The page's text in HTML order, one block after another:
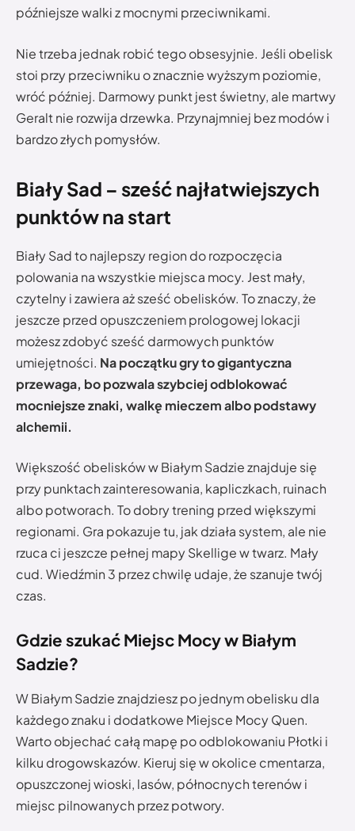
późniejsze walki z mocnymi przeciwnikami.
Nie trzeba jednak robić tego obsesyjnie. Jeśli obelisk
stoi przy przeciwniku o znacznie wyższym poziomie,
wróć później. Darmowy punkt jest świetny, ale martwy
Geralt nie rozwija drzewka. Przynajmniej bez modów i
bardzo złych pomysłów.
Biały Sad – sześć najłatwiejszych
punktów na start
Biały Sad to najlepszy region do rozpoczęcia
polowania na wszystkie miejsca mocy. Jest mały,
czytelny i zawiera aż sześć obelisków. To znaczy, że
jeszcze przed opuszczeniem prologowej lokacji
możesz zdobyć sześć darmowych punktów
umiejętności. Na początku gry to gigantyczna
przewaga, bo pozwala szybciej odblokować
mocniejsze znaki, walkę mieczem albo podstawy
alchemii.
Większość obelisków w Białym Sadzie znajduje się
przy punktach zainteresowania, kapliczkach, ruinach
albo potworach. To dobry trening przed większymi
regionami. Gra pokazuje tu, jak działa system, ale nie
rzuca ci jeszcze pełnej mapy Skellige w twarz. Mały
cud. Wiedźmin 3 przez chwilę udaje, że szanuje twój
czas.
Gdzie szukać Miejsc Mocy w Białym
Sadzie?
W Białym Sadzie znajdziesz po jednym obelisku dla
każdego znaku i dodatkowe Miejsce Mocy Quen.
Warto objechać całą mapę po odblokowaniu Płotki i
kilku drogowskazów. Kieruj się w okolice cmentarza,
opuszczonej wioski, lasów, północnych terenów i
miejsc pilnowanych przez potwory.